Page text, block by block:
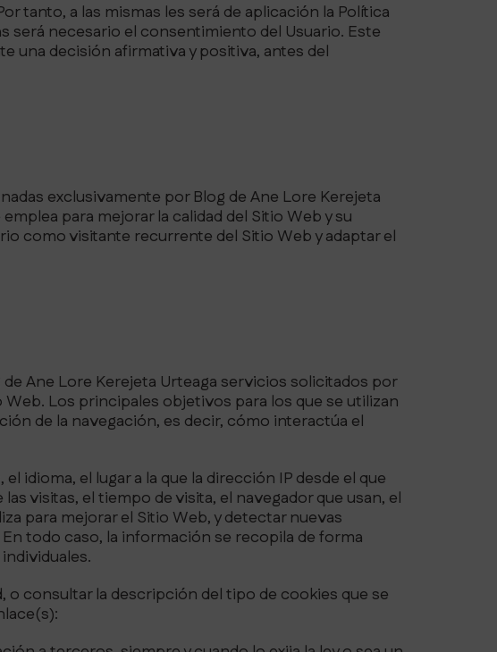
tanto, a las mismas les será de aplicación la Política
será necesario el consentimiento del Usuario. Este
una decisión afirmativa y positiva, antes del
exclusivamente por Blog de Ane Lore Kerejeta
para mejorar la calidad del Sitio Web y su
como visitante recurrente del Sitio Web y adaptar el
Ane Lore Kerejeta Urteaga servicios solicitados por
Los principales objetivos para los que se utilizan
de la navegación, es decir, cómo interactúa el
idioma, el lugar a la que la dirección IP desde el que
visitas, el tiempo de visita, el navegador que usan, el
para mejorar el Sitio Web, y detectar nuevas
todo caso, la información se recopila de forma
consultar la descripción del tipo de cookies que se